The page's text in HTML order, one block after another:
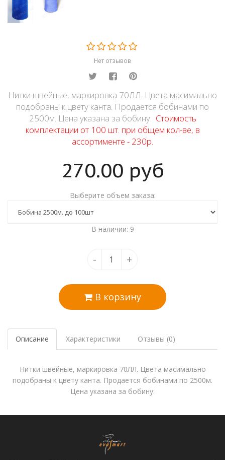
Нет отзывов
Нитки швейные, маркировка 70ЛЛ. Цвета масимально
подобраны к цвету канта. Продается бобинами по
2500м. Цена указана за бобину. Стоимость
комплектации от 100 шт. при общем кол-ве, в
ассортименте - 230р.
270.00 руб
Выберите объем заказа:
В наличии: 9
- +
В корзину
Описание Характеристики Отзывы (0)
Нитки швейные, маркировка 70ЛЛ. Цвета масимально
подобраны к цвету канта. Продается бобинами по 2500м.
Цена указана за бобину.